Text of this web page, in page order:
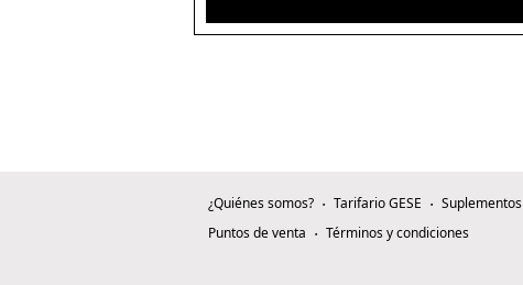
¿Quiénes somos? Tarifario GESE Suplementos
Puntos de venta
Términos y condiciones